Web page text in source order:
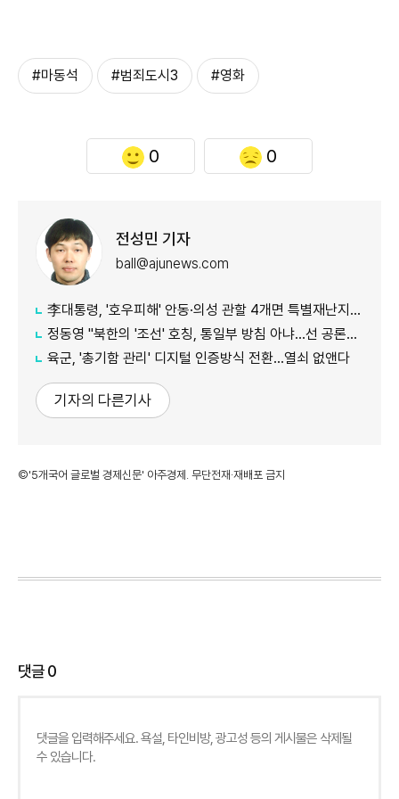
#마동석 #범죄도시3 #영화
0 0
전성민 기자
ball@ajunews.com
李대통령, '호우피해' 안동·의성 관할 4개면 특별재난지역 선포
정동영 "북한의 '조선' 호칭, 통일부 방침 아냐...선 공론화 먼저"
육군, '총기함 관리' 디지털 인증방식 전환…열쇠 없앤다
기자의 다른기사
©'5개국어 글로벌 경제신문' 아주경제. 무단전재·재배포 금지
댓글0